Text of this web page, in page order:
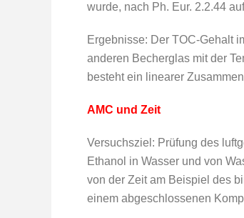
wurde, nach Ph. Eur. 2.2.44
Ergebnisse: Der TOC-Gehalt
anderen Becherglas mit der
besteht ein linearer
AMC und Zeit
Versuchsziel: Prüfung des
Ethanol in Wasser und von
von der Zeit am Beispiel des
einem abgeschlossenen